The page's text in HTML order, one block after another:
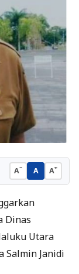
A− A A+
Dinas
Utara
Salmin Janidi